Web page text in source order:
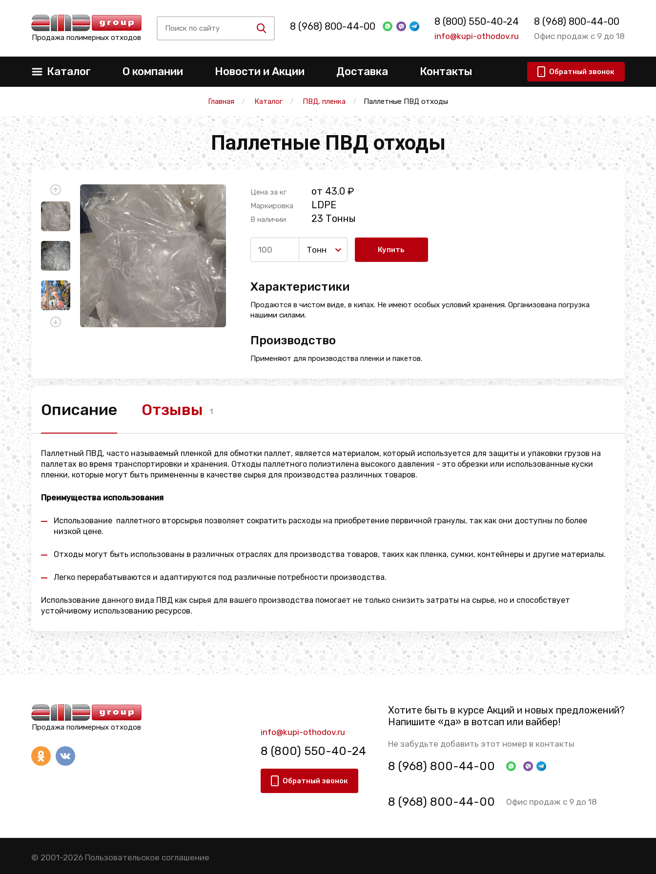
Продажа полимерных отходов
8 (968) 800-44-00 8 (800) 550-40-24
info@kupi-othodov.ru
8 (968) 800-44-00
Офис продаж с 9 до 18
Каталог О компании Новости и Акции Доставка Контакты Обратный звонок
Главная Каталог ПВД, пленка Паллетные ПВД отходы
Паллетные ПВД отходы
Цена за кг от 43.0 ₽
Маркировка LDPE
В наличии 23 Тонны
Тонн Купить
Характеристики
Продаются в чистом виде, в кипах. Не имеют особых условий хранения. Организована погрузка
нашими силами.
Производство
Применяют для производства пленки и пакетов.
Описание Отзывы 1
Паллетный ПВД, часто называемый пленкой для обмотки паллет, является материалом, который используется для защиты и упаковки грузов на
паллетах во время транспортировки и хранения. Отходы паллетного полиэтилена высокого давления - это обрезки или использованные куски
пленки, которые могут быть примененны в качестве сырья для производства различных товаров.
Преимущества использования
Использование паллетного вторсырья позволяет сократить расходы на приобретение первичной гранулы, так как они доступны по более
низкой цене.
Отходы могут быть использованы в различных отраслях для производства товаров, таких как пленка, сумки, контейнеры и другие материалы.
Легко перерабатываются и адаптируются под различные потребности производства.
Использование данного вида ПВД как сырья для вашего производства помогает не только снизить затраты на сырье, но и способствует
устойчивому использованию ресурсов.
Продажа полимерных отходов info@kupi-othodov.ru
8 (800) 550-40-24
Обратный звонок
Хотите быть в курсе Акций и новых предложений?
Напишите «да» в вотсап или вайбер!
Не забудьте добавить этот номер в контакты
8 (968) 800-44-00
8 (968) 800-44-00 Офис продаж с 9 до 18
© 2001-2026 Пользовательское соглашение